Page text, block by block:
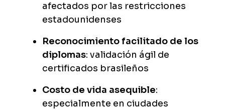
afectados por las restricciones
estadounidenses
Reconocimiento facilitado de los
diplomas: validación ágil de
certificados brasileños
Costo de vida asequible:
especialmente en ciudades